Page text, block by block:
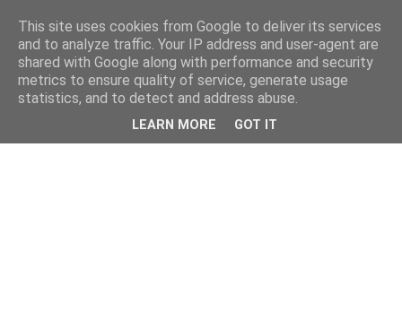
This site uses cookies from Google to deliver its services
and to analyze traffic. Your IP address and user-agent are
shared with Google along with performance and security
metrics to ensure quality of service, generate usage
statistics, and to detect and address abuse.
LEARN MORE GOT IT